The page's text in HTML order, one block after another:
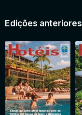
Edições anteriores